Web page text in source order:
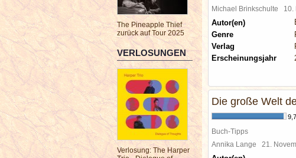
The Pineapple Thief
zurück auf Tour 2025
VERLOSUNGEN
Verlosung: The Harper
Michael Brinkschulte 10.
Autor(en)
Genre
Verlag
Erscheinungsjahr
Die große Welt
9,7
Buch-Tipps
Annika Lange 21.